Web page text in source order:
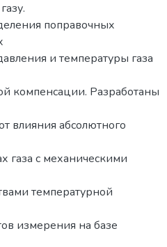
поправочных
и температуры газа
компенсации. Разработаны
влияния абсолютного
газа с механическими
температурной
измерения на базе